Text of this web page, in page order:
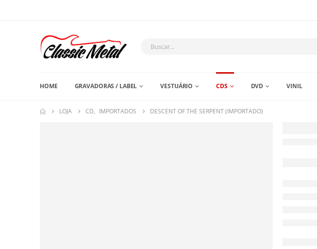
HOME GRAVADORAS / LABEL VESTUÁRIO CDS DVD VINIL
LOJA CD, IMPORTADOS DESCENT OF THE SERPENT (IMPORTADO)